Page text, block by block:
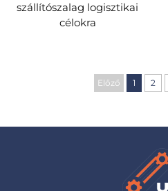
szállítószalag logisztikai
célokra
Előző 1 2